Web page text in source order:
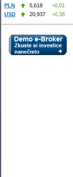
PLN
5,618
+0,01
USD
20,937 +0,38